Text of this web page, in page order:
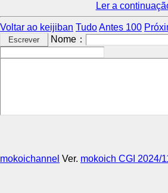
Ler a
Voltar ao keijiban TudoAntes 100
Nome：
mokoichannel Ver. mokoich CGI 2024/